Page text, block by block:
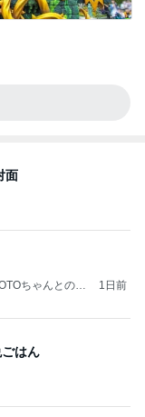
面
ちゃんとのは
1日前
はん